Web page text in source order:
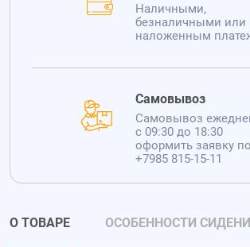
Наличными,
безналичными или
наложенным
Самовывоз
Самовывоз
с 09:30 до 18:30
оформить заявку
+7985 815-15-11
О ТОВАРЕ ОСОБЕННОСТИ